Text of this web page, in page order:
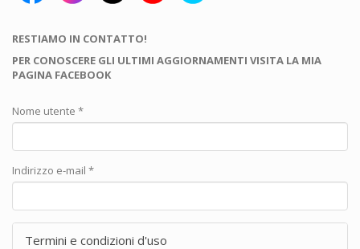
RESTIAMO IN CONTATTO!
PER CONOSCERE GLI ULTIMI AGGIORNAMENTI VISITA LA MIA
PAGINA FACEBOOK
Nome utente *
Indirizzo e-mail *
Termini e condizioni d'uso